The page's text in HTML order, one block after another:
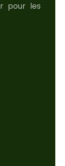
pour les